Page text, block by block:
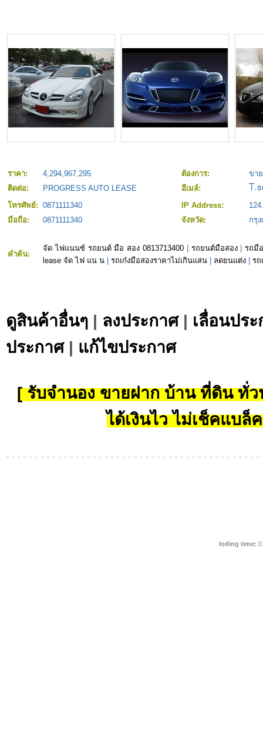
ราคา: 4,294,967,295 ต้องการ:
ขาย
ติดต่อ:
PROGRESS AUTO LEASE
อีเมล์:
โทรศัพย์: 0871111340 IP Address:
มือถือ:
0871111340 จังหวัด: กรุ
คำค้น:
จัด ไฟแนนซ์ รถยนต์ มือ สอง 0813713400| รถยนต์มือสอง|รถมื
lease จัด ไฟ แน น
รถเก๋งมือสองราคาไม่เกินแสน ลดยนแต่ง รถ
ดูสินค้าอื่นๆ | ลงประกาศ| เลื่อนปร
ประกาศ| แก้ไขประกาศ
[ รับจำนอง ขายฝาก บ้าน ที่ดิน ทั่ว
ได้เงินไว ไม่เช็คแบล็
loding time: